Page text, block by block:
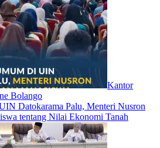
Kantor
Bolango
Datokarama Palu, Menteri Nusron
tentang Nilai Ekonomi Tanah